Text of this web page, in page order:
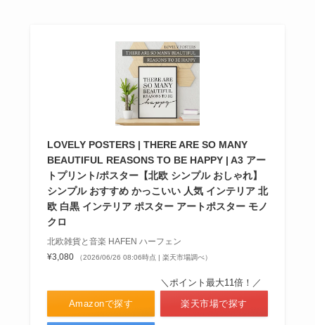
LOVELY POSTERS | THERE ARE SO MANY
BEAUTIFUL REASONS TO BE HAPPY | A3 アー
トプリント/ポスター【北欧 シンプル おしゃれ】
シンプル おすすめ かっこいい 人気 インテリア 北
欧 白黒 インテリア ポスター アートポスター モノ
クロ
北欧雑貨と音楽 HAFEN ハーフェン
¥3,080
（2026/06/26 08:06時点 | 楽天市場調べ）
Amazonで探す
＼ポイント最大11倍！／
楽天市場で探す